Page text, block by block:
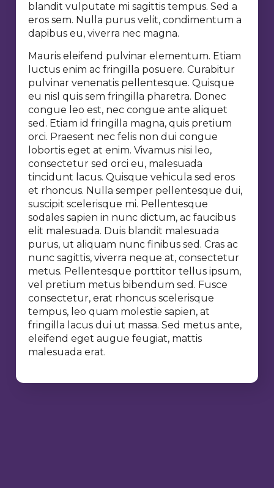
blandit vulputate mi sagittis tempus. Sed a
eros sem. Nulla purus velit, condimentum a
dapibus eu, viverra nec magna.
Mauris eleifend pulvinar elementum. Etiam
luctus enim ac fringilla posuere. Curabitur
pulvinar venenatis pellentesque. Quisque
eu nisl quis sem fringilla pharetra. Donec
congue leo est, nec congue ante aliquet
sed. Etiam id fringilla magna, quis pretium
orci. Praesent nec felis non dui congue
lobortis eget at enim. Vivamus nisi leo,
consectetur sed orci eu, malesuada
tincidunt lacus. Quisque vehicula sed eros
et rhoncus. Nulla semper pellentesque dui,
suscipit scelerisque mi. Pellentesque
sodales sapien in nunc dictum, ac faucibus
elit malesuada. Duis blandit malesuada
purus, ut aliquam nunc finibus sed. Cras ac
nunc sagittis, viverra neque at, consectetur
metus. Pellentesque porttitor tellus ipsum,
vel pretium metus bibendum sed. Fusce
consectetur, erat rhoncus scelerisque
tempus, leo quam molestie sapien, at
fringilla lacus dui ut massa. Sed metus ante,
eleifend eget augue feugiat, mattis
malesuada erat.